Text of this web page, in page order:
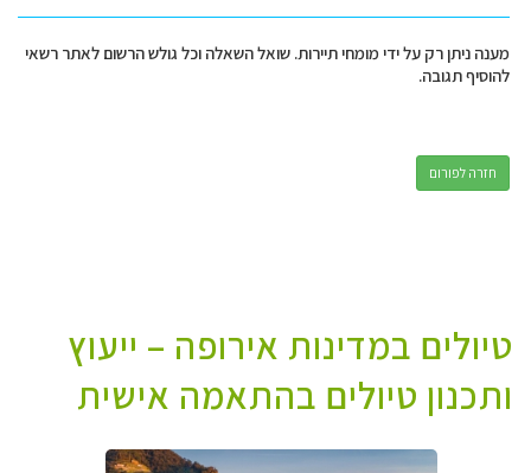
מענה ניתן רק על ידי מומחי תיירות. שואל השאלה וכל גולש הרשום לאתר רשאי
להוסיף תגובה.
חזרה לפורום
טיולים במדינות אירופה – ייעוץ
ותכנון טיולים בהתאמה אישית